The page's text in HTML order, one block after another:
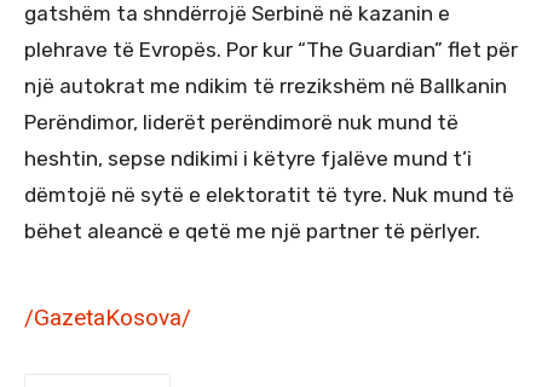
gatshëm ta shndërrojë Serbinë në kazanin e
plehrave të Evropës. Por kur “The Guardian” flet për
një autokrat me ndikim të rrezikshëm në Ballkanin
Perëndimor, liderët perëndimorë nuk mund të
heshtin, sepse ndikimi i këtyre fjalëve mund t’i
dëmtojë në sytë e elektoratit të tyre. Nuk mund të
bëhet aleancë e qetë me një partner të përlyer.
/GazetaKosova/